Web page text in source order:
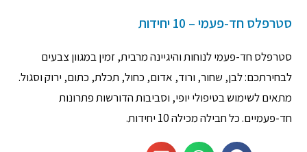
סטרפלס חד-פעמי – 10 יחידות
סטרפלס חד-פעמי לנוחות והיגיינה מרבית, זמין במגוון צבעים
לבחירתכם: לבן, שחור, ורוד, אדום, כחול, תכלת, כתום, ירוק וסגול.
מתאים לשימוש בטיפולי יופי, וסביבות הדורשות פתרונות
חד-פעמיים. כל חבילה מכילה 10 יחידות.